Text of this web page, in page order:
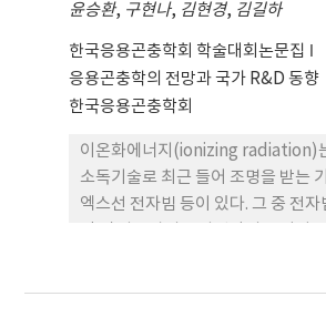
며, 1일 간격으로 담배거세미나방 (9
방 (7일간)의 분변을 채취하여 살모
화를 조사하였다. 10개체를 한 반복
분석한 결과, 처음 3일간은 담배거세
에 해당하는 살모넬라균을 분변을
것으로 조사되었다. 이후에 다소 감
였지만 살모넬라균이 실험기간 동안
되었다. 실험종료 후에 담배거세미
분쇄하여 분석한 결과, 낮은 농도(
윤승환, 구현나, 김현경, 김길하
한국응용곤충학회 학술대회논문집
응용곤충학의 전망과 국가 R&D 동향
한국응용곤충학회
이온화에너지(ionizing radiation)
소독기술로 최근 들어 조명을 받는
엑스선 전자빔 등이 있다. 그 중 전
으며 현재 의료, 반도체, 식품 분야